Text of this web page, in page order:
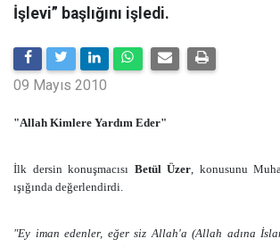
İşlevi” başlığını işledi.
09 Mayıs 2010
"Allah Kimlere Yardım Eder"
İlk dersin konuşmacısı Betül Üzer, konusunu
ışığında değerlendirdi.
"Ey iman edenler, eğer siz Allah'a (Allah adına